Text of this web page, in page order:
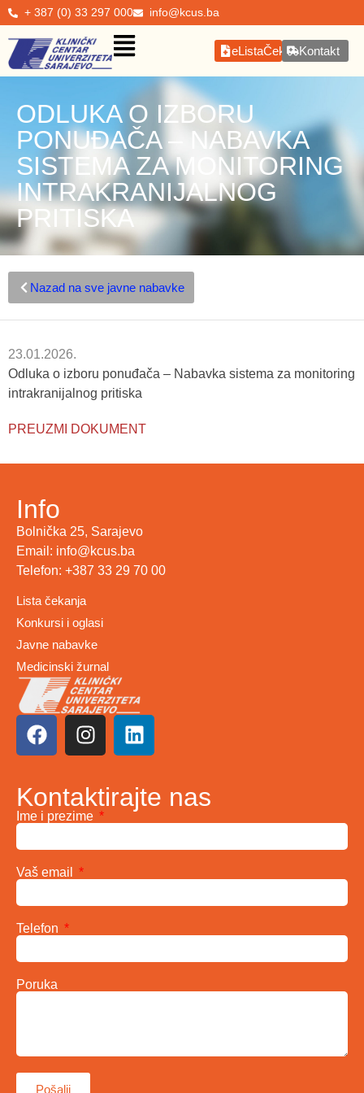
+ 387 (0) 33 297 000 info@kcus.ba
eListaČekanjaKontakt
ODLUKA O IZBORU
PONUĐAČA – NABAVKA
SISTEMA ZA MONITORING
INTRAKRANIJALNOG
PRITISKA
Nazad na sve javne nabavke
23.01.2026.
Odluka o izboru ponuđača – Nabavka sistema za monitoring
intrakranijalnog pritiska
PREUZMI DOKUMENT
Info
Bolnička 25, Sarajevo
Email: info@kcus.ba
Telefon: +387 33 29 70 00
Lista čekanja
Konkursi i oglasi
Javne nabavke
Medicinski žurnal
Kontaktirajte nas
Ime i prezime
Vaš email
Telefon
Poruka
Pošalji